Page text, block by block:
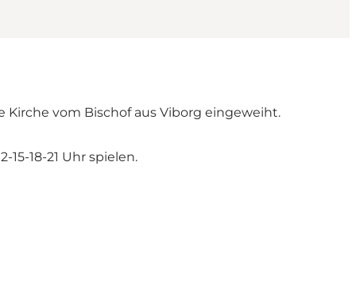
Kirche vom Bischof aus Viborg eingeweiht.
18-21 Uhr spielen.